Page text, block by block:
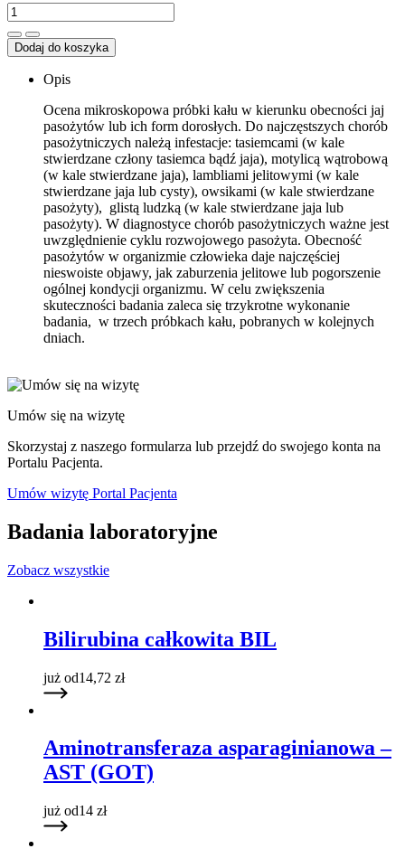
ilość
Badanie
w
kierunku
pasożytów
Dodaj do koszyka
Opis
Ocena mikroskopowa próbki kału w kierunku obecności jaj
pasożytów lub ich form dorosłych. Do najczęstszych chorób
pasożytniczych należą infestacje: tasiemcami (w kale
stwierdzane człony tasiemca bądź jaja), motylicą wątrobową
(w kale stwierdzane jaja), lambliami jelitowymi (w kale
stwierdzane jaja lub cysty), owsikami (w kale stwierdzane
pasożyty), glistą ludzką (w kale stwierdzane jaja lub
pasożyty). W diagnostyce chorób pasożytniczych ważne jest
uwzględnienie cyklu rozwojowego pasożyta. Obecność
pasożytów w organizmie człowieka daje najczęściej
nieswoiste objawy, jak zaburzenia jelitowe lub pogorszenie
ogólnej kondycji organizmu. W celu zwiększenia
skuteczności badania zaleca się trzykrotne wykonanie
badania, w trzech próbkach kału, pobranych w kolejnych
dniach.
Umów się na wizytę
Skorzystaj z naszego formularza lub przejdź do swojego konta na
Portalu Pacjenta.
Umów wizytę Portal Pacjenta
Badania laboratoryjne
Zobacz wszystkie
Bilirubina całkowita BIL
już od14,72 zł
Aminotransferaza asparaginianowa –
AST (GOT)
już od14 zł